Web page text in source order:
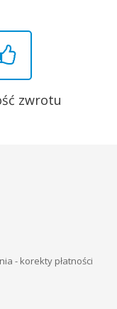
zwrotu
- korekty płatności